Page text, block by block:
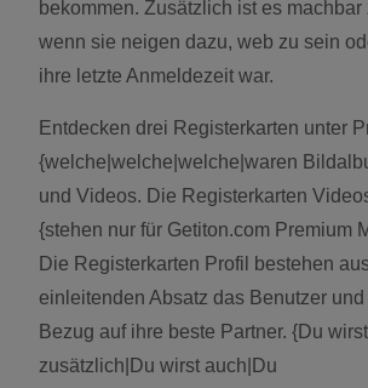
bekommen. Zusätzlich ist es
wenn sie neigen dazu, web zu sein
ihre letzte Anmeldezeit war.
Entdecken drei Registerkarten unter
{welche|welche|welche|waren
und Videos. Die Registerkarten
{stehen nur für Getiton.com Premium
Die Registerkarten Profil bestehen
einleitenden Absatz das Benutzer
Bezug auf ihre beste Partner. {Du
zusätzlich|Du wirst auch|Du